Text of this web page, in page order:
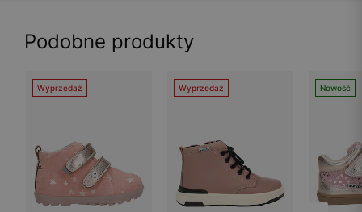
Podobne produkty
Wyprzedaż Wyprzedaż Nowość